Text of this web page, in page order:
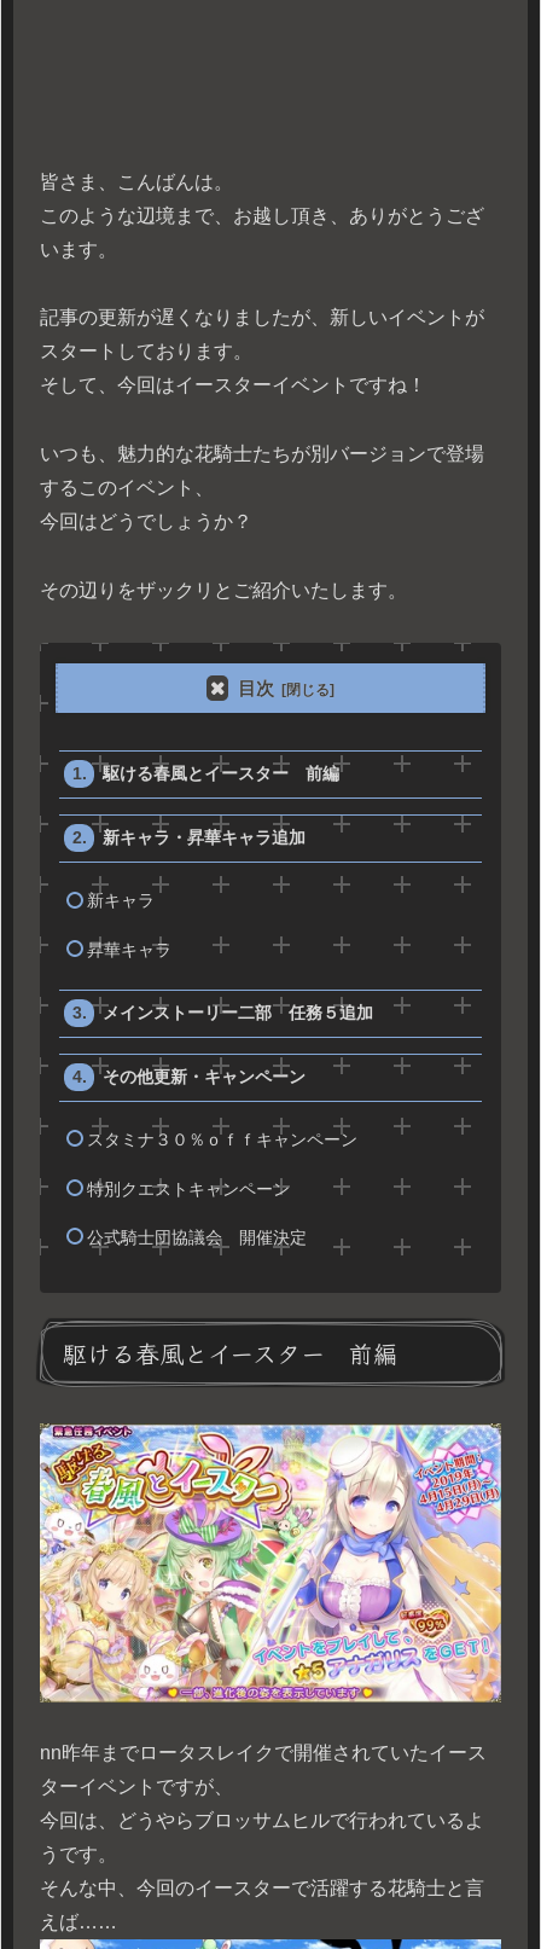
皆さま、こんばんは。
このような辺境まで、お越し頂き、ありがとうござ
います。
記事の更新が遅くなりましたが、新しいイベントが
スタートしております。
そして、今回はイースターイベントですね！
いつも、魅力的な花騎士たちが別バージョンで登場
するこのイベント、
今回はどうでしょうか？
その辺りをザックリとご紹介いたします。
目次
駆ける春風とイースター 前編
新キャラ・昇華キャラ追加
新キャラ
昇華キャラ
メインストーリー二部 任務５追加
その他更新・キャンペーン
スタミナ３０％ｏｆｆキャンペーン
特別クエストキャンペーン
公式騎士団協議会 開催決定
駆ける春風とイースター 前編
nn昨年までロータスレイクで開催されていたイース
ターイベントですが、
今回は、どうやらブロッサムヒルで行われているよ
うです。
そんな中、今回のイースターで活躍する花騎士と言
えば……